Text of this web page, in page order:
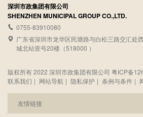
深圳市政集团有限公司
SHENZHEN MUNICIPAL GROUP CO.,LTD.
0755-83910080
广东省深圳市龙华区民塘路与白松三路交汇处
城北站壹号20楼（518000 ）
版权所有 2022 深圳市政集团有限公司 粤ICP备
联系我们 | 网站导航 | 隐私保护 | 条例与条件 |
友情链接